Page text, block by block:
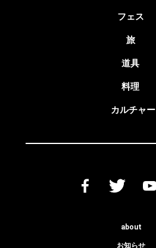
フェス
旅
道具
料理
カルチャー
about
お知らせ